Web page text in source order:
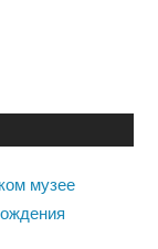
музее